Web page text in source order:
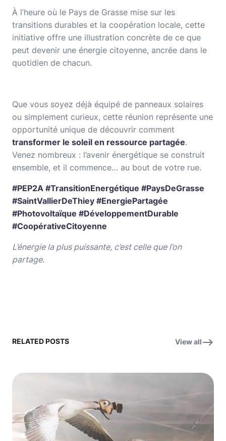
À l’heure où le Pays de Grasse mise sur les
transitions durables et la coopération locale, cette
initiative offre une illustration concrète de ce que
peut devenir une énergie citoyenne, ancrée dans le
quotidien de chacun.
Que vous soyez déjà équipé de panneaux solaires
ou simplement curieux, cette réunion représente une
opportunité unique de découvrir comment
transformer le soleil en ressource partagée.
Venez nombreux : l’avenir énergétique se construit
ensemble, et il commence… au bout de votre rue.
#PEP2A #TransitionEnergétique #PaysDeGrasse
#SaintVallierDeThiey #EnergiePartagée
#Photovoltaïque #DéveloppementDurable
#CoopérativeCitoyenne
L’énergie la plus puissante, c’est celle que l’on
partage.
RELATED POSTS View all